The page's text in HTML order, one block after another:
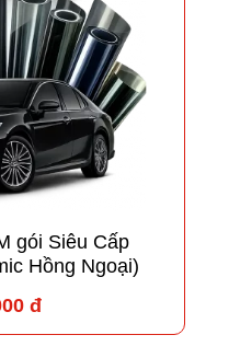
gói Siêu Cấp
Hồng Ngoại)
đ